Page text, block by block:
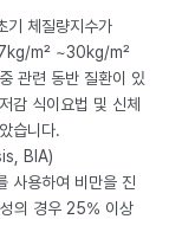
기 체질량지수가
m² ~30kg/m²
관련 동반 질환이 있
감 식이요법 및 신체
습니다.
BIA)
사용하여 비만을 진
의 경우 25% 이상